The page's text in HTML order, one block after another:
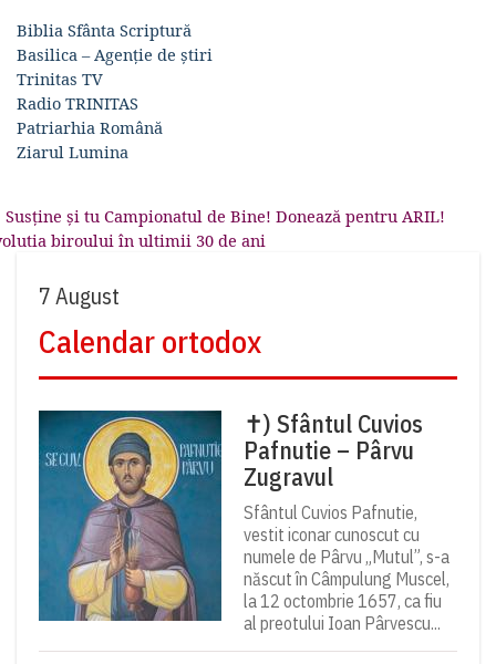
Biblia Sfânta Scriptură
Basilica – Agenție de știri
Trinitas TV
Radio TRINITAS
Patriarhia Română
Ziarul Lumina
Navigare în articole
anterior
Susține și tu Campionatul de Bine! Donează pentru ARIL!
următor
biroului în ultimii 30 de ani
7 August
Calendar ortodox
✝) Sfântul Cuvios
Pafnutie – Pârvu
Zugravul
Sfântul Cuvios Pafnutie,
vestit iconar cunoscut cu
numele de Pârvu „Mutul”, s-a
născut în Câmpulung Muscel,
la 12 octombrie 1657, ca fiu
al preotului Ioan Pârvescu...